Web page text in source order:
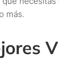
más.